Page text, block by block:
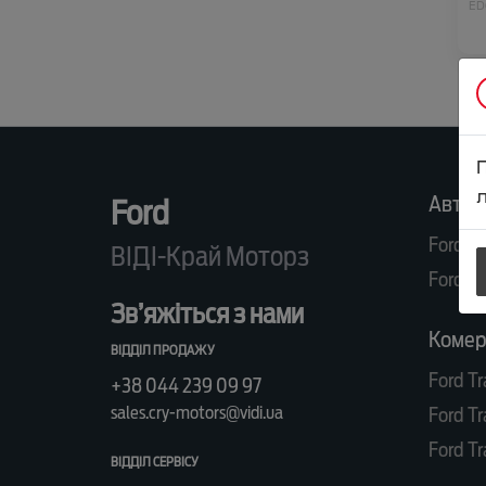
Ford
ВІДІ-Край Моторз
Зв’яжіться з нами
ВІДДІЛ ПРОДАЖУ
+38 044 239 09 97
sales.cry-motors@vidi.ua
ВІДДІЛ СЕРВІСУ
Ford
Ford
Ford
Ford
Ford